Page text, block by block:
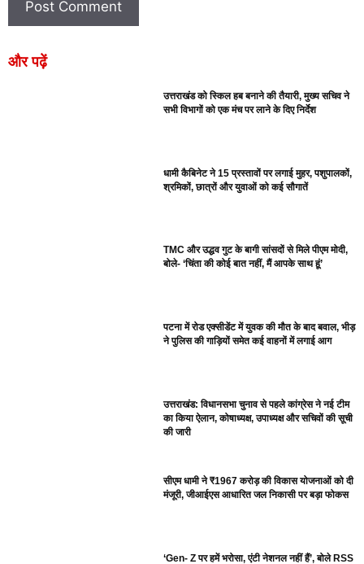
और पढ़ें
उत्तराखंड को स्किल हब बनाने की तैयारी, मुख्य सचिव ने
सभी विभागों को एक मंच पर लाने के दिए निर्देश
धामी कैबिनेट ने 15 प्रस्तावों पर लगाई मुहर, पशुपालकों,
श्रमिकों, छात्रों और युवाओं को कई सौगातें
TMC और उद्धव गुट के बागी सांसदों से मिले पीएम मोदी,
बोले- ‘चिंता की कोई बात नहीं, मैं आपके साथ हूं’
पटना में रोड एक्सीडेंट में युवक की मौत के बाद बवाल, भीड़
ने पुलिस की गाड़ियों समेत कई वाहनों में लगाई आग
उत्तराखंड: विधानसभा चुनाव से पहले कांग्रेस ने नई टीम
का किया ऐलान, कोषाध्यक्ष, उपाध्यक्ष और सचिवों की सूची
की जारी
सीएम धामी ने ₹1967 करोड़ की विकास योजनाओं को दी
मंजूरी, जीआईएस आधारित जल निकासी पर बड़ा फोकस
‘Gen- Z पर हमें भरोसा, एंटी नेशनल नहीं हैं’, बोले RSS